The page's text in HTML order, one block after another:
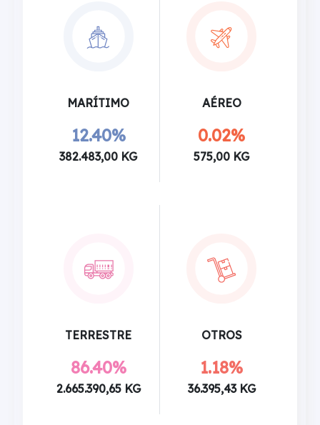
MARÍTIMO
12.40%
382.483,00 KG
AÉREO
0.02%
575,00 KG
TERRESTRE
86.40%
2.665.390,65 KG
OTROS
1.18%
36.395,43 KG